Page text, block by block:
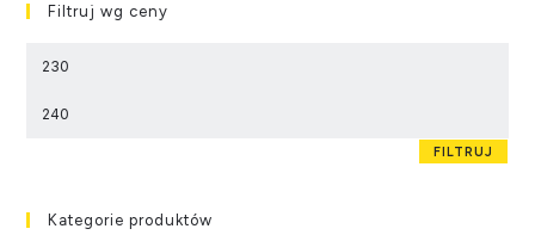
Filtruj wg ceny
FILTRUJ
Kategorie produktów